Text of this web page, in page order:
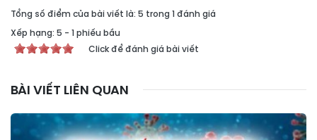
Tổng số điểm của bài viết là: 5 trong 1 đánh giá
Xếp hạng: 5 - 1 phiếu bầu
Click để đánh giá bài viết
BÀI VIẾT LIÊN QUAN